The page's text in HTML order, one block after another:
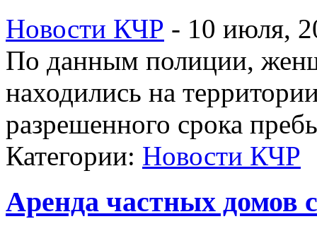
Новости КЧР - 10 июля,
По данным полиции,
находились на
разрешенного срока
Категории: Новости КЧР
Аренда частных домов